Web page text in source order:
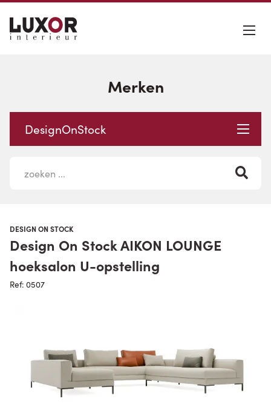
Merken
DesignOnStock
DESIGN ON STOCK
Design On Stock AIKON LOUNGE
hoeksalon U-opstelling
Ref: 0507